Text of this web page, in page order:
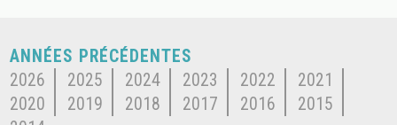
ANNÉES PRÉCÉDENTES
2026
2025 2024 2023 2022
2021
2020
2019 2018 2017 2016
2015